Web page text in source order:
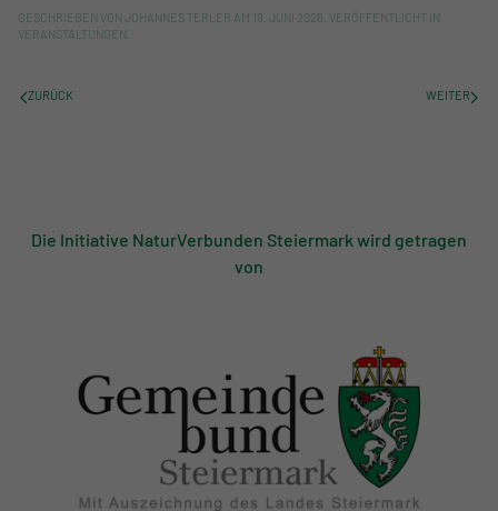
GESCHRIEBEN VON JOHANNES TERLER AM 19. JUNI 2026
. VERÖFFENTLICHT IN
VERANSTALTUNGEN
ZURÜCK WEITER
Die Initiative NaturVerbunden Steiermark wird getragen
von